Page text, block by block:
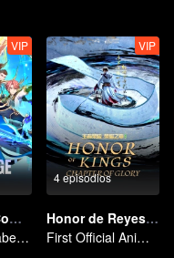
VIP
El Mago de Combate
Si un mago sabe kung fu, nadie podrá detenerlo
4 episodios
VIP
Honor de Reyes: Sueño Eterno
First Official Animation of Honor of Kings